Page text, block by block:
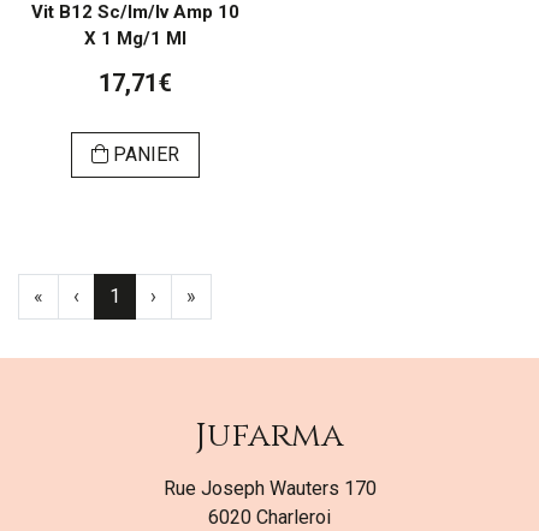
Vit B12 Sc/Im/Iv Amp 10
X 1 Mg/1 Ml
17,71€
PANIER
« ‹ 1 › »
Jufarma
Rue Joseph Wauters 170
6020 Charleroi